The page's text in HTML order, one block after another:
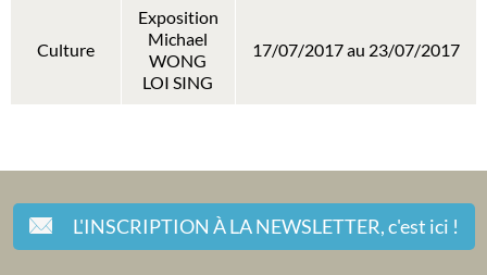
Culture
Exposition
Michael
WONG
LOI SING
17/07/2017 au 23/07/2017
L'INSCRIPTION À LA NEWSLETTER,c'est ici !